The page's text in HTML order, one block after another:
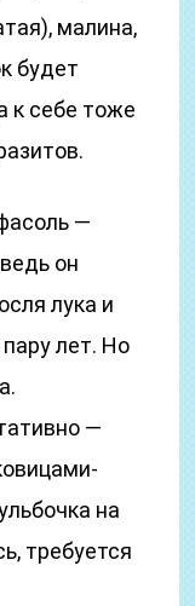
малина,
будет
к себе тоже
—
он
лука и
лет. Но
—
на
требуется